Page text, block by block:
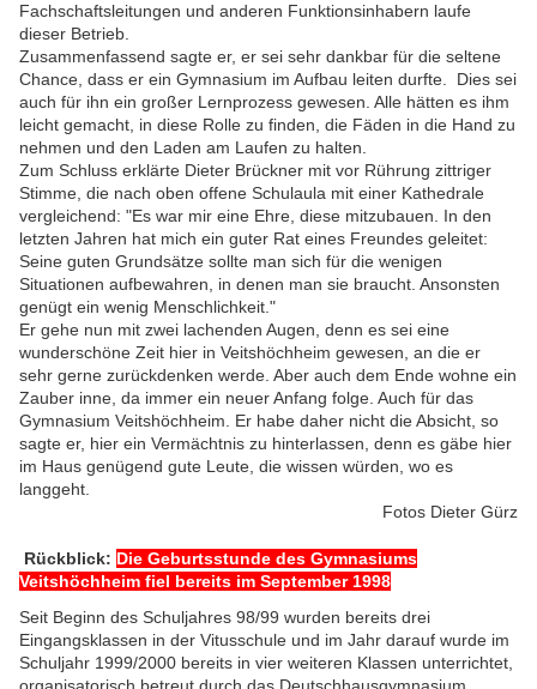
Fachschaftsleitungen und anderen Funktionsinhabern laufe
dieser Betrieb.
Zusammenfassend sagte er, er sei sehr dankbar für die seltene
Chance, dass er ein Gymnasium im Aufbau leiten durfte. Dies sei
auch für ihn ein großer Lernprozess gewesen. Alle hätten es ihm
leicht gemacht, in diese Rolle zu finden, die Fäden in die Hand zu
nehmen und den Laden am Laufen zu halten.
Zum Schluss erklärte Dieter Brückner mit vor Rührung zittriger
Stimme, die nach oben offene Schulaula mit einer Kathedrale
vergleichend: "Es war mir eine Ehre, diese mitzubauen. In den
letzten Jahren hat mich ein guter Rat eines Freundes geleitet:
Seine guten Grundsätze sollte man sich für die wenigen
Situationen aufbewahren, in denen man sie braucht. Ansonsten
genügt ein wenig Menschlichkeit."
Er gehe nun mit zwei lachenden Augen, denn es sei eine
wunderschöne Zeit hier in Veitshöchheim gewesen, an die er
sehr gerne zurückdenken werde. Aber auch dem Ende wohne ein
Zauber inne, da immer ein neuer Anfang folge. Auch für das
Gymnasium Veitshöchheim. Er habe daher nicht die Absicht, so
sagte er, hier ein Vermächtnis zu hinterlassen, denn es gäbe hier
im Haus genügend gute Leute, die wissen würden, wo es
langgeht.
Fotos Dieter Gürz
Rückblick: Die Geburtsstunde des Gymnasiums
Veitshöchheim fiel bereits im September 1998
Seit Beginn des Schuljahres 98/99 wurden bereits drei
Eingangsklassen in der Vitusschule und im Jahr darauf wurde im
Schuljahr 1999/2000 bereits in vier weiteren Klassen unterrichtet,